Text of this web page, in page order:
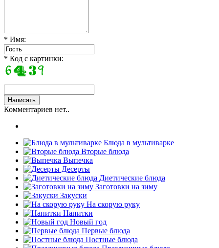
* Имя:
* Код с картинки:
Комментариев нет..
Блюда в мультиварке
Вторые блюда
Выпечка
Десерты
Диетические блюда
Заготовки на зиму
Закуски
На скорую руку
Напитки
Новый год
Первые блюда
Постные блюда